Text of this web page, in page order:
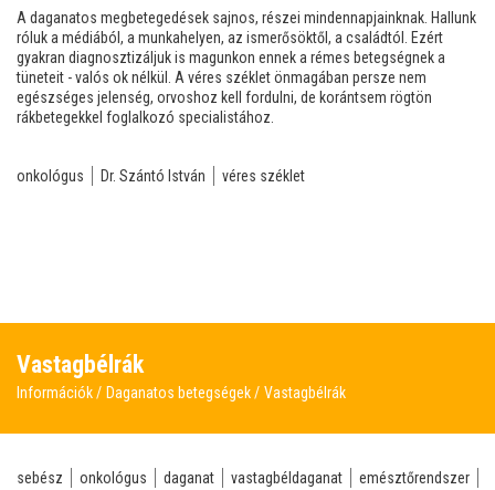
A daganatos megbetegedések sajnos, részei mindennapjainknak. Hallunk
róluk a médiából, a munkahelyen, az ismerősöktől, a családtól. Ezért
gyakran diagnosztizáljuk is magunkon ennek a rémes betegségnek a
tüneteit - valós ok nélkül. A véres széklet önmagában persze nem
egészséges jelenség, orvoshoz kell fordulni, de korántsem rögtön
rákbetegekkel foglalkozó specialistához.
onkológus Dr. Szántó István véres széklet
Vastagbélrák
Információk Daganatos betegségek Vastagbélrák
sebész onkológus daganat vastagbéldaganat
emésztőrendszer